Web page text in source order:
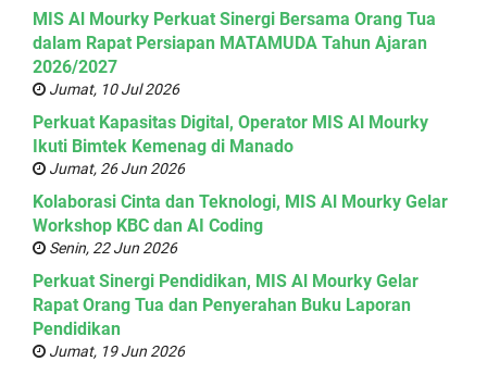
MIS Al Mourky Perkuat Sinergi Bersama Orang Tua
dalam Rapat Persiapan MATAMUDA Tahun Ajaran
2026/2027
Jumat, 10 Jul 2026
Perkuat Kapasitas Digital, Operator MIS Al Mourky
Ikuti Bimtek Kemenag di Manado
Jumat, 26 Jun 2026
Kolaborasi Cinta dan Teknologi, MIS Al Mourky Gelar
Workshop KBC dan AI Coding
Senin, 22 Jun 2026
Perkuat Sinergi Pendidikan, MIS Al Mourky Gelar
Rapat Orang Tua dan Penyerahan Buku Laporan
Pendidikan
Jumat, 19 Jun 2026